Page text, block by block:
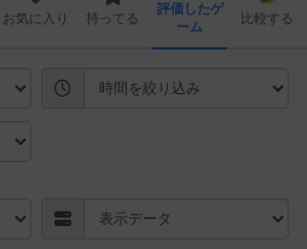
お気に入り 持ってる
評価したゲ
ーム
比較する